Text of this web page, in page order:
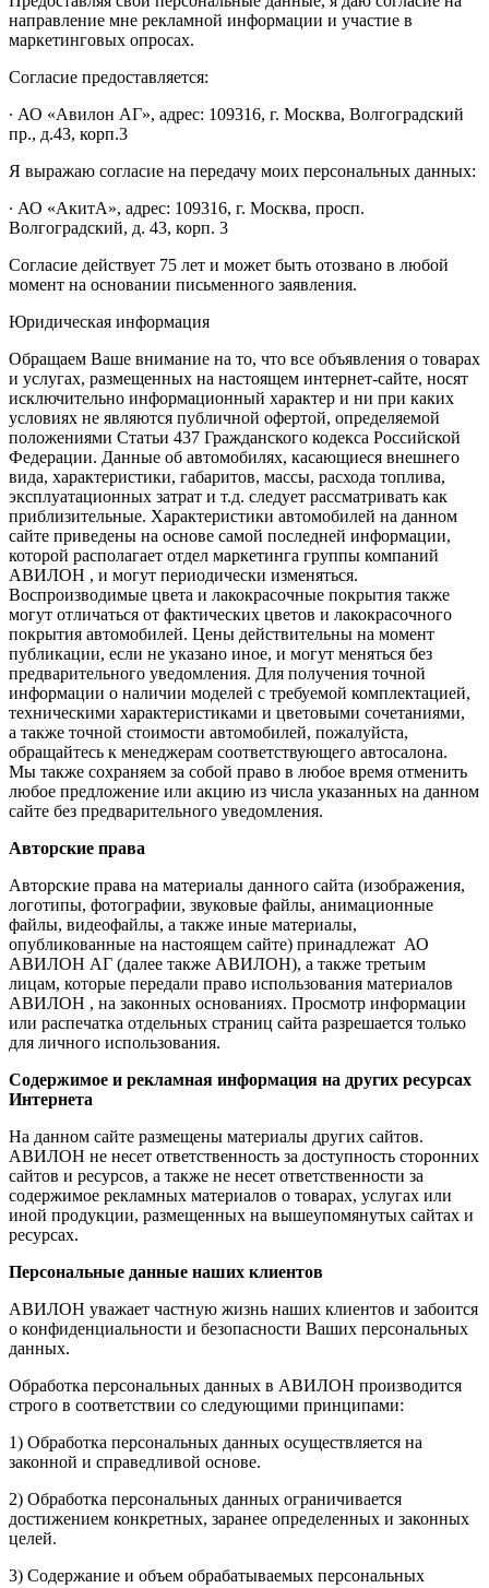
направление мне рекламной информации и участие в
маркетинговых опросах.
Согласие предоставляется:
∙ АО «Авилон АГ», адрес: 109316, г. Москва, Волгоградский
пр., д.43, корп.3
Я выражаю согласие на передачу моих персональных данных:
∙ АО «АкитА», адрес: 109316, г. Москва, просп.
Волгоградский, д. 43, корп. 3
Согласие действует 75 лет и может быть отозвано в любой
момент на основании письменного заявления.
Юридическая информация
Обращаем Ваше внимание на то, что все объявления о товарах
и услугах, размещенных на настоящем интернет-сайте, носят
исключительно информационный характер и ни при каких
условиях не являются публичной офертой, определяемой
положениями Статьи 437 Гражданского кодекса Российской
Федерации. Данные об автомобилях, касающиеся внешнего
вида, характеристики, габаритов, массы, расхода топлива,
эксплуатационных затрат и т.д. следует рассматривать как
приблизительные. Характеристики автомобилей на данном
сайте приведены на основе самой последней информации,
которой располагает отдел маркетинга группы компаний
АВИЛОН , и могут периодически изменяться.
Воспроизводимые цвета и лакокрасочные покрытия также
могут отличаться от фактических цветов и лакокрасочного
покрытия автомобилей. Цены действительны на момент
публикации, если не указано иное, и могут меняться без
предварительного уведомления. Для получения точной
информации о наличии моделей с требуемой комплектацией,
техническими характеристиками и цветовыми сочетаниями,
а также точной стоимости автомобилей, пожалуйста,
обращайтесь к менеджерам соответствующего автосалона.
Мы также сохраняем за собой право в любое время отменить
любое предложение или акцию из числа указанных на данном
сайте без предварительного уведомления.
Авторские права
Авторские права на материалы данного сайта (изображения,
логотипы, фотографии, звуковые файлы, анимационные
файлы, видеофайлы, а также иные материалы,
опубликованные на настоящем сайте) принадлежат АО
АВИЛОН АГ (далее также АВИЛОН), а также третьим
лицам, которые передали право использования материалов
АВИЛОН , на законных основаниях. Просмотр информации
или распечатка отдельных страниц сайта разрешается только
для личного использования.
Содержимое и рекламная информация на других ресурсах
Интернета
На данном сайте размещены материалы других сайтов.
АВИЛОН не несет ответственность за доступность сторонних
сайтов и ресурсов, а также не несет ответственности за
содержимое рекламных материалов о товарах, услугах или
иной продукции, размещенных на вышеупомянутых сайтах и
ресурсах.
Персональные данные наших клиентов
АВИЛОН уважает частную жизнь наших клиентов и забоится
о конфиденциальности и безопасности Ваших персональных
данных.
Обработка персональных данных в АВИЛОН производится
строго в соответствии со следующими принципами:
1) Обработка персональных данных осуществляется на
законной и справедливой основе.
2) Обработка персональных данных ограничивается
достижением конкретных, заранее определенных и законных
целей.
3) Содержание и объем обрабатываемых персональных